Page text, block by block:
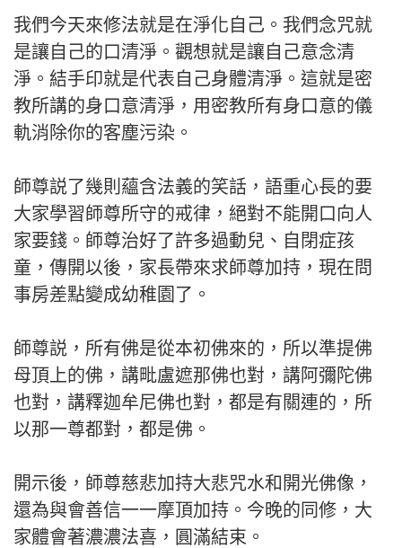
我們今天來修法就是在淨化自己。我們念咒就
是讓自己的口清淨。觀想就是讓自己意念清
淨。結手印就是代表自己身體清淨。這就是密
教所講的身口意清淨，用密教所有身口意的儀
軌消除你的客塵污染。
師尊説了幾則蘊含法義的笑話，語重心長的要
大家學習師尊所守的戒律，絕對不能開口向人
家要錢。師尊治好了許多過動兒、自閉症孩
童，傳開以後，家長帶來求師尊加持，現在問
事房差點變成幼稚園了。
師尊説，所有佛是從本初佛來的，所以準提佛
母頂上的佛，講毗盧遮那佛也對，講阿彌陀佛
也對，講釋迦牟尼佛也對，都是有關連的，所
以那一尊都對，都是佛。
開示後，師尊慈悲加持大悲咒水和開光佛像，
還為與會善信一一摩頂加持。今晚的同修，大
家體會著濃濃法喜，圓滿結束。